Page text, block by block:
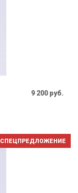
9 200 руб.
СПЕЦПРЕДЛОЖЕНИЕ